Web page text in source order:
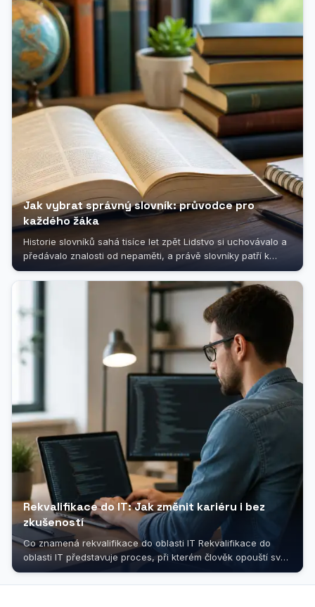
Jak vybrat správný slovník: průvodce pro
každého žáka
Historie slovníků sahá tisíce let zpět Lidstvo si uchovávalo a
předávalo znalosti od nepaměti, a právě slovníky patří k
nejstarším...
Rekvalifikace do IT: Jak změnit kariéru i bez
zkušeností
Co znamená rekvalifikace do oblasti IT Rekvalifikace do
oblasti IT představuje proces, při kterém člověk opouští svůj
dosavadní profesní...